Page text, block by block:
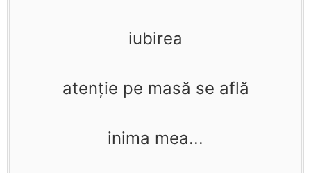
iubirea
atenţie pe masă se află
inima mea...